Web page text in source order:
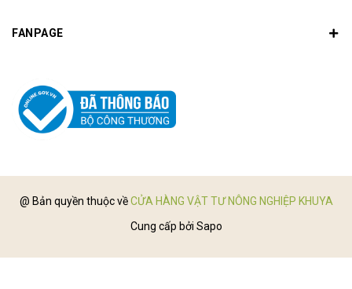
FANPAGE
@ Bản quyền thuộc vềCỬA HÀNG VẬT TƯ NÔNG NGHIỆP KHUYA
Cung cấp bởi Sapo